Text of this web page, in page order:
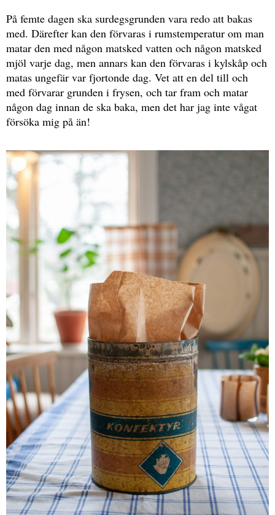
På femte dagen ska surdegsgrunden vara redo att bakas
med. Därefter kan den förvaras i rumstemperatur om man
matar den med någon matsked vatten och någon matsked
mjöl varje dag, men annars kan den förvaras i kylskåp och
matas ungefär var fjortonde dag. Vet att en del till och
med förvarar grunden i frysen, och tar fram och matar
någon dag innan de ska baka, men det har jag inte vågat
försöka mig på än!